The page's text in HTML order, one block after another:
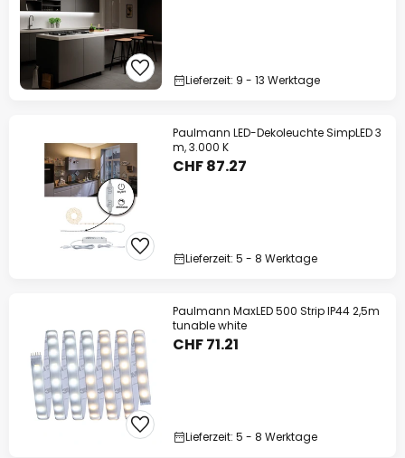
Lieferzeit: 9 - 13 Werktage
Paulmann LED-Dekoleuchte SimpLED 3
m, 3.000 K
CHF 87.27
Lieferzeit: 5 - 8 Werktage
Paulmann MaxLED 500 Strip IP44 2,5m
tunable white
CHF 71.21
Lieferzeit: 5 - 8 Werktage